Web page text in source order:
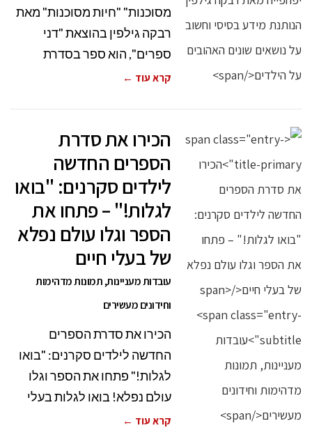
מסוכנות" "חיות מסוכנות" מאת
רבקה גילפין בהוצאת "דני
ספרים", הוא ספר בסדרת
קרא עוד ←
הכירו את סדרת
הספרים החדשה
לילדים סקרנים: "בואו
לגלות!" – פתחו את
הספר וגלו עולם נפלא
של בעלי חיים
עובדות מעניינות, תמונות מדהימות
וחידונים מעשירים
הכירו את סדרת הספרים
החדשה לילדים סקרנים: "בואו
לגלות!" פתחו את הספר וגלו
עולם נפלא! בואו לגלות בעלי
קרא עוד ←